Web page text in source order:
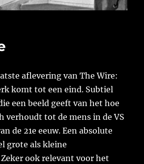
aflevering van The Wire:
komt tot een eind. Subtiel
een beeld geeft van het hoe
verhoudt tot de mens in de VS
de 21e eeuw. Een absolute
grote als kleine
ook relevant voor het